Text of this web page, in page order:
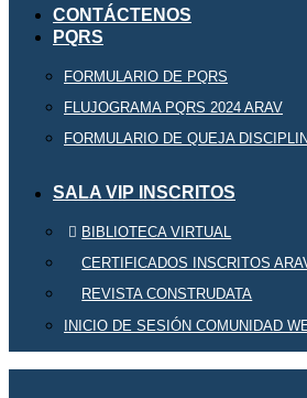
CONTÁCTENOS
PQRS
FORMULARIO DE PQRS
FLUJOGRAMA PQRS 2024 ARAV
FORMULARIO DE QUEJA
SALA VIP INSCRITOS
BIBLIOTECA VIRTUAL
CERTIFICADOS INSCRITOS
REVISTA CONSTRUDATA
INICIO DE SESIÓN COMUNIDAD